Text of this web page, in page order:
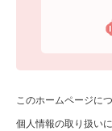
このホームページに
個人情報の取り扱い